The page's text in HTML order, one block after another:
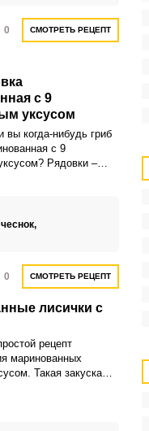
0 СМОТРЕТЬ РЕЦЕПТ
с 9
уксусом
вы когда-нибудь гриб
с 9
Рядовки –
чеснок,
0 СМОТРЕТЬ РЕЦЕПТ
лисички с
рецепт
маринованных
Такая закуска